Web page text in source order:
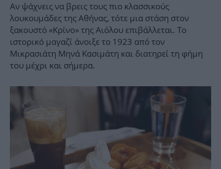
Αν ψάχνεις να βρεις τους πιο κλασσικούς
λουκουμάδες της Αθήνας, τότε μια στάση στον
ξακουστό «Κρίνο» της Αιόλου επιβάλλεται. Το
ιστορικό μαγαζί άνοιξε το 1923 από τον
Μικρασιάτη Μηνά Κασιμάτη και διατηρεί τη φήμη
του μέχρι και σήμερα.